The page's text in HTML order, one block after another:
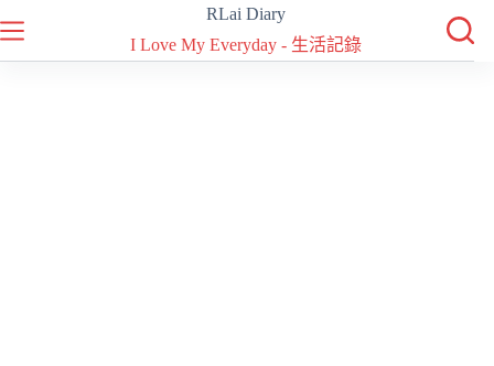
至
主
RLai Diary
I Love My Everyday - 生活記錄